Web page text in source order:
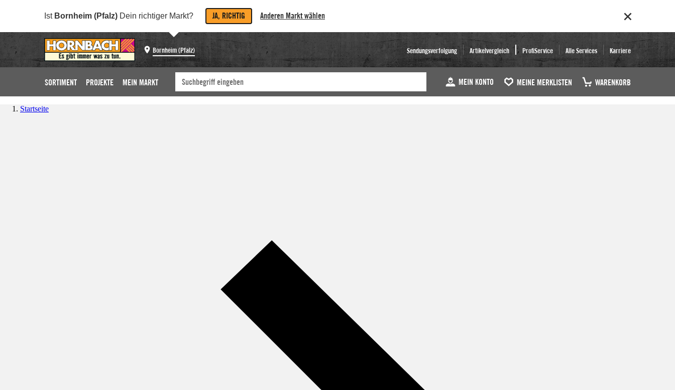
Ist Bornheim (Pfalz) Dein richtiger Markt? JA, RICHTIG Anderen Markt wählen
Bornheim (Pfalz) Sendungsverfolgung Artikelvergleich ProfiService Alle Services Karriere
SORTIMENT PROJEKTE MEIN MARKT MEIN KONTO MEINE MERKLISTEN WARENKORB
Startseite